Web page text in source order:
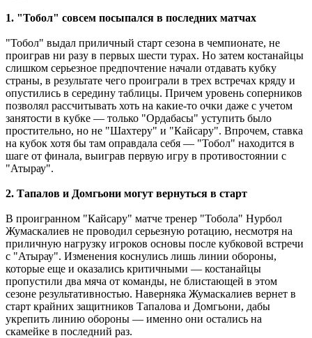
1. "Тобол" совсем посыпался в последних матчах
"Тобол" выдал приличный старт сезона в чемпионате, не
проиграв ни разу в первых шести турах. Но затем костанайцы
слишком серьезное предпочтение начали отдавать кубку
страны, в результате чего проиграли в трех встречах кряду и
опустились в середину таблицы. Причем уровень соперников
позволял рассчитывать хоть на какие-то очки даже с учетом
занятости в кубке ― только "Ордабасы" уступить было
простительно, но не "Шахтеру" и "Кайсару". Впрочем, ставка
на кубок хотя бы там оправдала себя ― "Тобол" находится в
шаге от финала, выиграв первую игру в противостоянии с
"Атырау".
2. Тапалов и Домгьони могут вернуться в старт
В проигранном "Кайсару" матче тренер "Тобола" Нурбол
Жумаскалиев не проводил серьезную ротацию, несмотря на
приличную нагрузку игроков основы после кубковой встречи
с "Атырау". Изменения коснулись лишь линии обороны,
которые еще и оказались критичными ― костанайцы
пропустили два мяча от команды, не блистающей в этом
сезоне результативностью. Наверняка Жумаскалиев вернет в
старт крайних защитников Тапалова и Домгьони, дабы
укрепить линию обороны ― именно они остались на
скамейке в последний раз.